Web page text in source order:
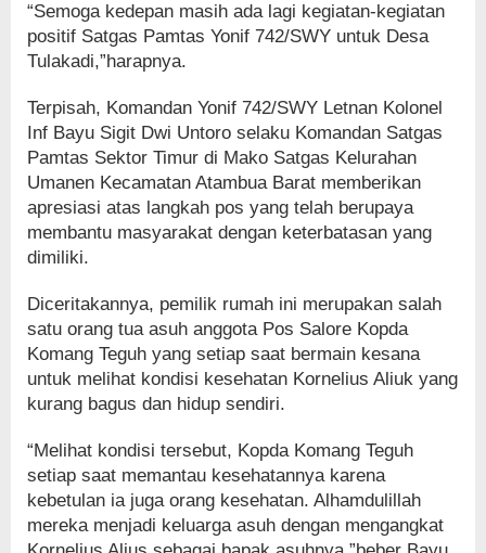
“Semoga kedepan masih ada lagi kegiatan-kegiatan
positif Satgas Pamtas Yonif 742/SWY untuk Desa
Tulakadi,”harapnya.
Terpisah, Komandan Yonif 742/SWY Letnan Kolonel
Inf Bayu Sigit Dwi Untoro selaku Komandan Satgas
Pamtas Sektor Timur di Mako Satgas Kelurahan
Umanen Kecamatan Atambua Barat memberikan
apresiasi atas langkah pos yang telah berupaya
membantu masyarakat dengan keterbatasan yang
dimiliki.
Diceritakannya, pemilik rumah ini merupakan salah
satu orang tua asuh anggota Pos Salore Kopda
Komang Teguh yang setiap saat bermain kesana
untuk melihat kondisi kesehatan Kornelius Aliuk yang
kurang bagus dan hidup sendiri.
“Melihat kondisi tersebut, Kopda Komang Teguh
setiap saat memantau kesehatannya karena
kebetulan ia juga orang kesehatan. Alhamdulillah
mereka menjadi keluarga asuh dengan mengangkat